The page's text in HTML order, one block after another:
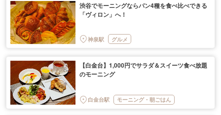
渋谷でモーニングならパン4種を食べ比べできる
「ヴィロン」へ！
神泉駅 グルメ
【白金台】1,000円でサラダ＆スイーツ食べ放題
のモーニング
白金台駅 モーニング・朝ごはん